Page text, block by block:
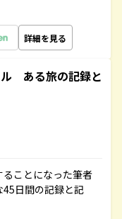
詳細を見る
ある旅の記録と
ことになった筆者
日間の記録と記